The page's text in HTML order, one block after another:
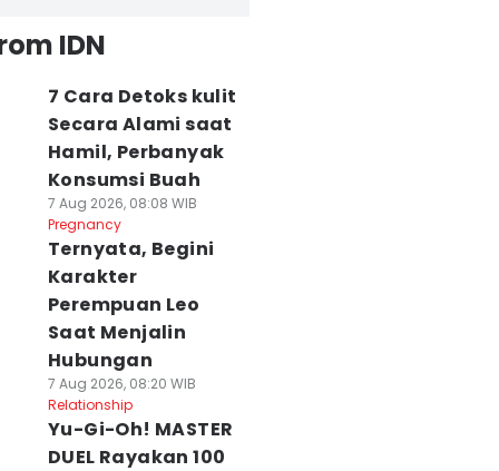
IDN
7 Cara Detoks kulit
Secara Alami saat
Hamil, Perbanyak
Konsumsi Buah
7 Aug 2026, 08:08 WIB
Pregnancy
Ternyata, Begini
Karakter
Perempuan Leo
Saat Menjalin
Hubungan
7 Aug 2026, 08:20 WIB
Relationship
Yu-Gi-Oh! MASTER
DUEL Rayakan 100